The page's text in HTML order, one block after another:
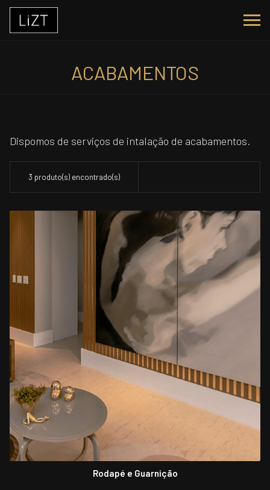
ACABAMENTOS
Dispomos de serviços de intalação de acabamentos.
3 produto(s) encontrado(s)
Rodapé e Guarnição